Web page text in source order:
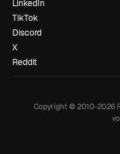
LinkedIn
TikTok
Discord
X
Reddit
Copyright © 2010-2026